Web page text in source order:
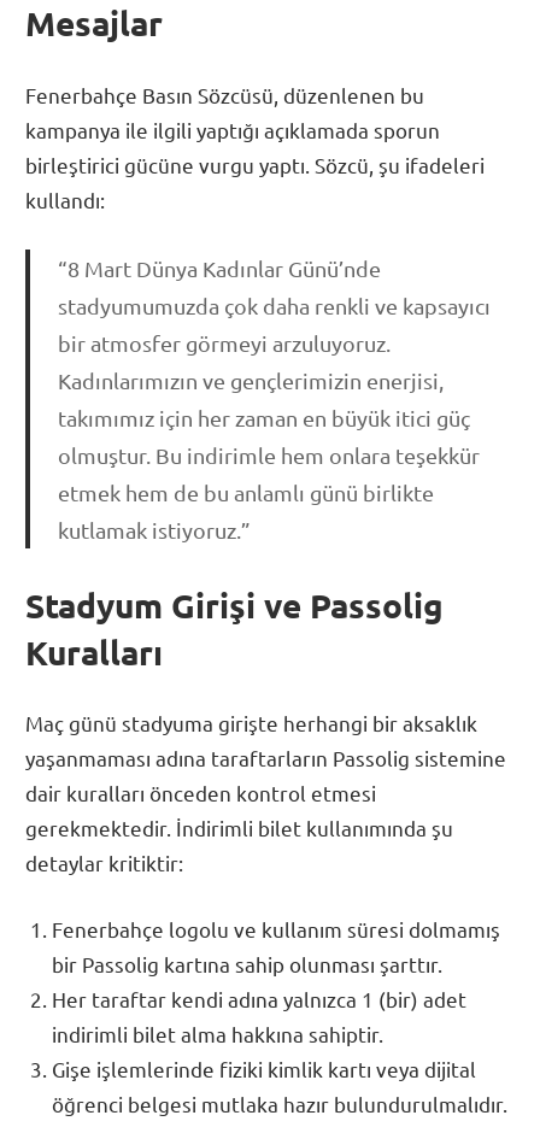
Mesajlar
Fenerbahçe Basın Sözcüsü, düzenlenen bu
kampanya ile ilgili yaptığı açıklamada sporun
birleştirici gücüne vurgu yaptı. Sözcü, şu ifadeleri
kullandı:
“8 Mart Dünya Kadınlar Günü’nde
stadyumumuzda çok daha renkli ve kapsayıcı
bir atmosfer görmeyi arzuluyoruz.
Kadınlarımızın ve gençlerimizin enerjisi,
takımımız için her zaman en büyük itici güç
olmuştur. Bu indirimle hem onlara teşekkür
etmek hem de bu anlamlı günü birlikte
kutlamak istiyoruz.”
Stadyum Girişi ve Passolig
Kuralları
Maç günü stadyuma girişte herhangi bir aksaklık
yaşanmaması adına taraftarların Passolig sistemine
dair kuralları önceden kontrol etmesi
gerekmektedir. İndirimli bilet kullanımında şu
detaylar kritiktir:
Fenerbahçe logolu ve kullanım süresi dolmamış
bir Passolig kartına sahip olunması şarttır.
Her taraftar kendi adına yalnızca 1 (bir) adet
indirimli bilet alma hakkına sahiptir.
Gişe işlemlerinde fiziki kimlik kartı veya dijital
öğrenci belgesi mutlaka hazır bulundurulmalıdır.